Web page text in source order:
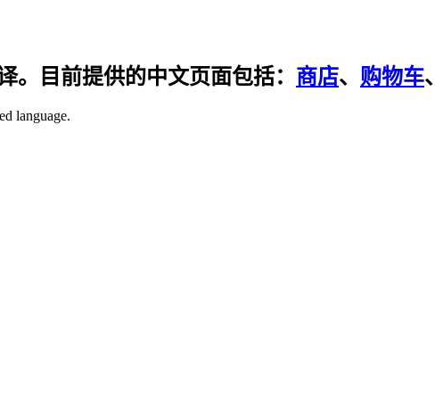
。目前提供的中文页面包括： 商店、 购物车、
language.